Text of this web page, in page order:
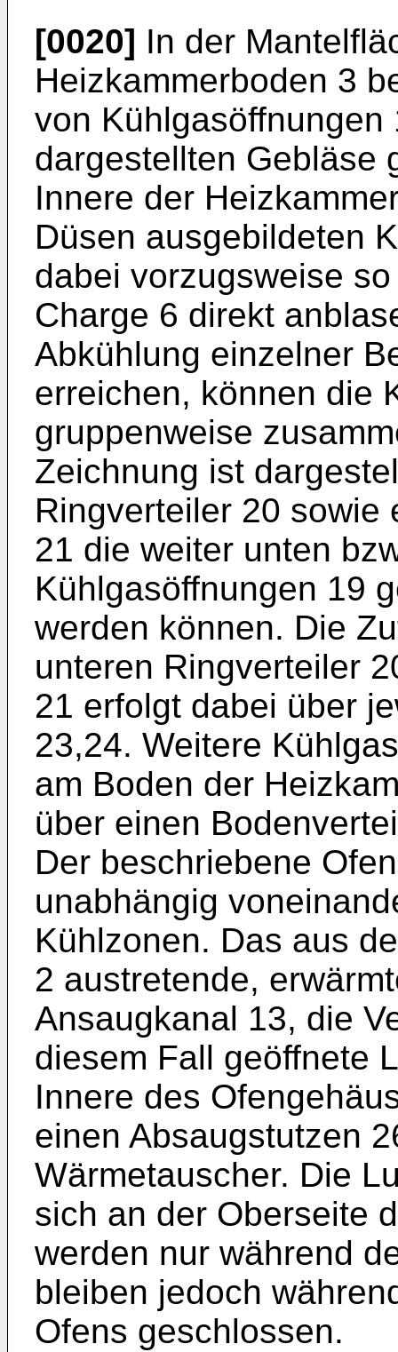
[0020] In der
Heizkammerboden 3
von
dargestellten Gebläse
Innere der
Düsen ausgebildeten
dabei vorzugsweise
Charge 6 direkt
Abkühlung ein­zelner
erreichen, können die
gruppenweise
Zeichnung ist
Ringverteiler 20 sowie
21 die weiter unten
Kühlgasöffnungen 19
werden können. Die
unteren Ringverteiler
21 erfolgt dabei über
23,24. Weitere
am Bo­den der
über einen
Der beschriebene
unabhängig
Kühlzonen. Das aus
2 austretende,
Ansaugkanal 13, die
diesem Fall geöffnete
Innere des
einen Absaugstutzen
Wärmetauscher. Die
sich an der Oberseite
werden nur während
bleiben jedoch
Ofens geschlossen.